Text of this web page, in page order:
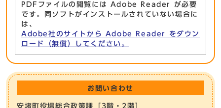
PDFファイルの閲覧には Adobe Reader が必要
です。同ソフトがインストールされていない場合に
は、
Adobe社のサイトから Adobe Reader をダウン
ロード（無償）してください。
お問い合わせ
安堵町役場総合政策課［3階・2階］